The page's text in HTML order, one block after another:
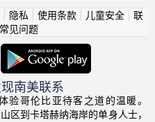
隐私 使用条款| 儿童安全| 联
常见问题
南美联系
验哥伦比亚待客之道的温暖。
到卡塔赫纳海岸的单身人士，